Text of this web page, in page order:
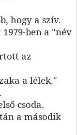
hogy a szív.
ben a "név
az
a lélek."
csoda.
a második